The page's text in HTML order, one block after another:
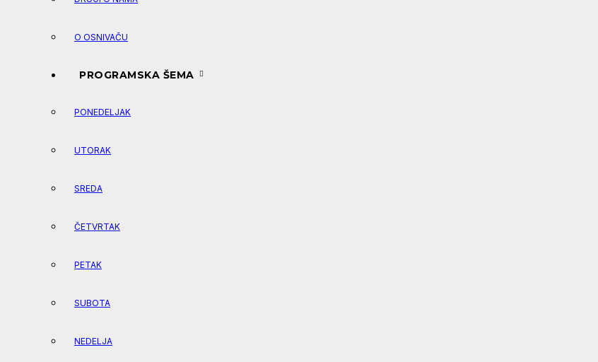
O OSNIVAČU
PROGRAMSKA ŠEMA
PONEDELJAK
UTORAK
SREDA
ČETVRTAK
PETAK
SUBOTA
NEDELJA